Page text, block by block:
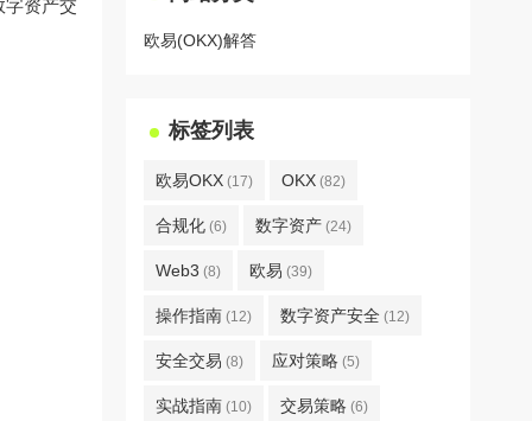
字资产交
欧易(OKX)解答
标签列表
欧易OKX (17) OKX (82)
合规化 (6) 数字资产 (24)
Web3 (8) 欧易 (39)
操作指南 (12) 数字资产安全 (12)
安全交易 (8) 应对策略 (5)
实战指南 (10) 交易策略 (6)